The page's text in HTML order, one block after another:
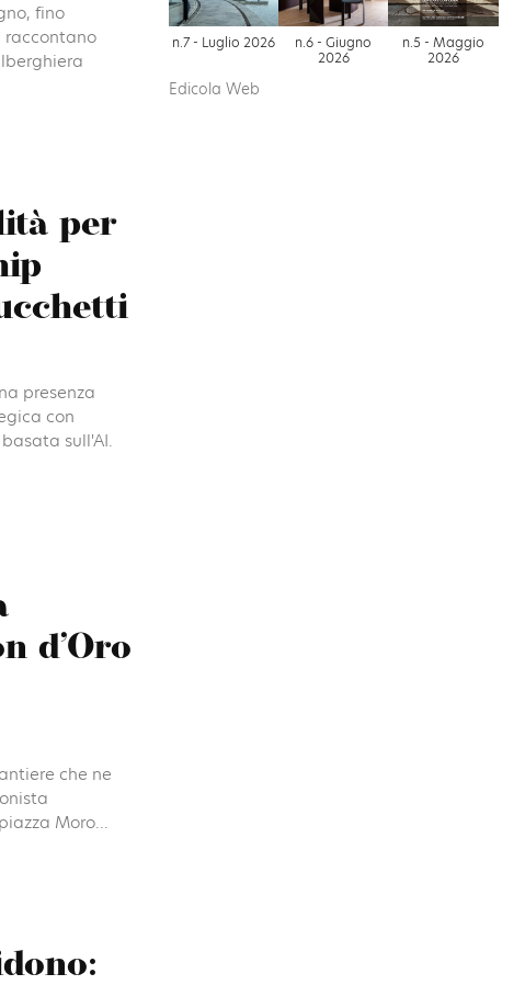
fino
raccontano
per
presenza
con
sull'AI.
d’Oro
che ne
Moro...
n.7 - Luglio 2026
n.6 - Giugno
2026
n.5 - Maggio
2026
Edicola Web